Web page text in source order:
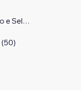
Software de Recrutamento e Seleção
(50)